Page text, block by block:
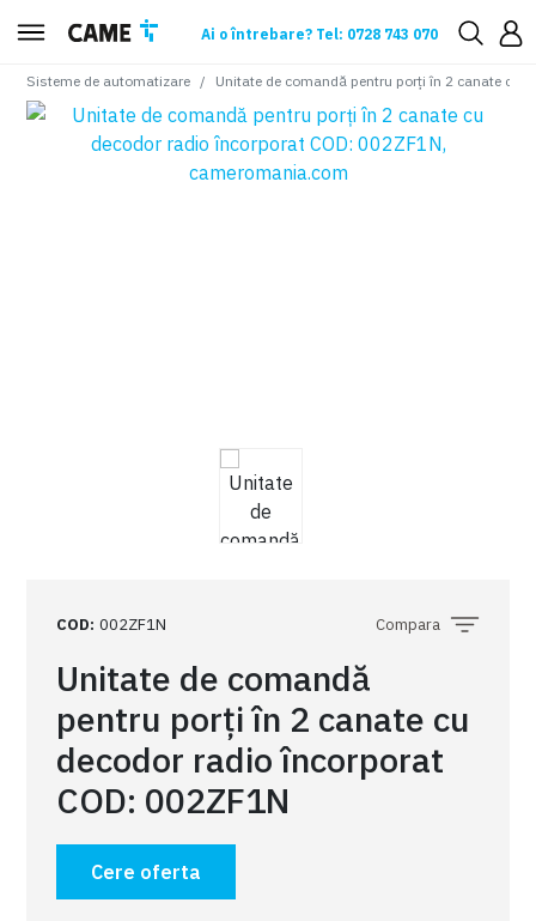
Ai o întrebare? Tel: 0728 743 070
Sisteme de automatizare Unitate de comandă pentru porți în 2 canate cu
COD: 002ZF1N Compara
Unitate de comandă
pentru porți în 2 canate cu
decodor radio încorporat
COD: 002ZF1N
Cere oferta